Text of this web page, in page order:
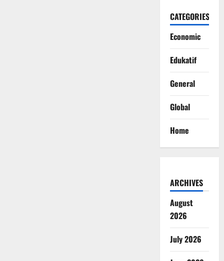
CATEGORIES
Economic
Edukatif
General
Global
Home
ARCHIVES
August
2026
July 2026